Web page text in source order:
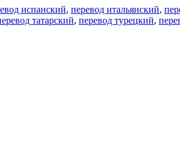
испанский, перевод итальянский,
татарский, перевод турецкий,